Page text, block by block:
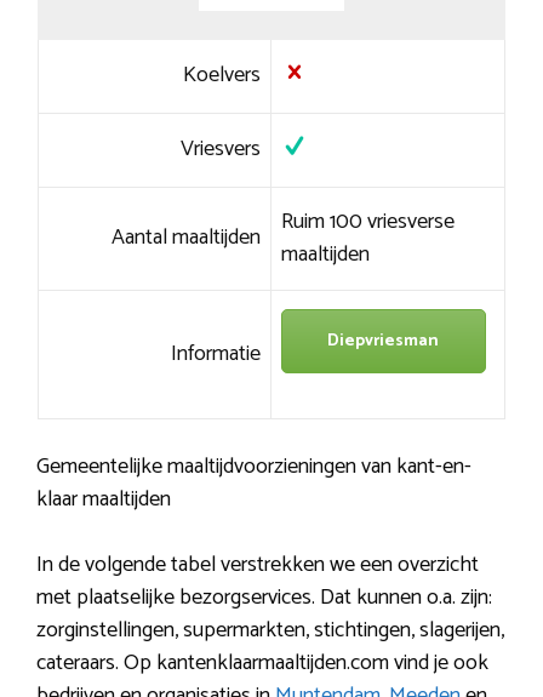
Koelvers
Vriesvers
Aantal maaltijden Ruim 100 vriesverse
maaltijden
Informatie Diepvriesman
Gemeentelijke maaltijdvoorzieningen van kant-en-
klaar maaltijden
In de volgende tabel verstrekken we een overzicht
met plaatselijke bezorgservices. Dat kunnen o.a. zijn:
zorginstellingen, supermarkten, stichtingen, slagerijen,
cateraars. Op kantenklaarmaaltijden.com vind je ook